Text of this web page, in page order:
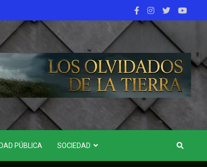
PÚBLICA SOCIEDAD